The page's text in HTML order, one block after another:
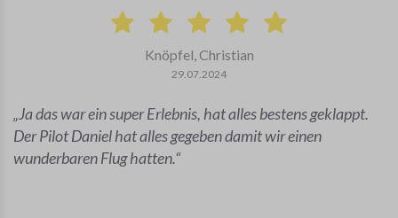
Knöpfel, Christian
29.07.2024
Ja das war ein super Erlebnis, hat alles bestens geklappt.
Der Pilot Daniel hat alles gegeben damit wir einen
wunderbaren Flug hatten.